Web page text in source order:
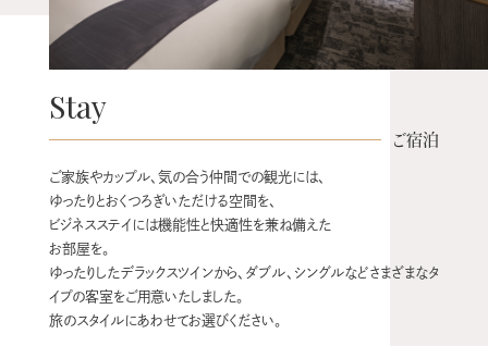
Stay
ご宿泊
ご家族やカップル、気の合う仲間での観光には、
ゆったりとおくつろぎいただける空間を、
ビジネスステイには機能性と快適性を兼ね備えた
お部屋を。
ゆったりしたデラックスツインから、ダブル、シングルなどさまざまなタ
イプの客室をご用意いたしました。
旅のスタイルにあわせてお選びください。